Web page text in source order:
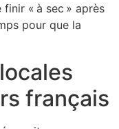
« à sec » après
pour que la
français